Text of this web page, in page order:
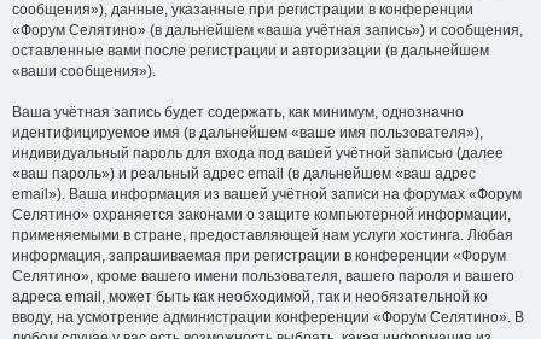
сообщения»), данные, указанные при регистрации в конференции
«Форум Селятино» (в дальнейшем «ваша учётная запись») и сообщения,
оставленные вами после регистрации и авторизации (в дальнейшем
«ваши сообщения»).
Ваша учётная запись будет содержать, как минимум, однозначно
идентифицируемое имя (в дальнейшем «ваше имя пользователя»),
индивидуальный пароль для входа под вашей учётной записью (далее
«ваш пароль») и реальный адрес email (в дальнейшем «ваш адрес
email»). Ваша информация из вашей учётной записи на форумах «Форум
Селятино» охраняется законами о защите компьютерной информации,
применяемыми в стране, предоставляющей нам услуги хостинга. Любая
информация, запрашиваемая при регистрации в конференции «Форум
Селятино», кроме вашего имени пользователя, вашего пароля и вашего
адреса email, может быть как необходимой, так и необязательной ко
вводу, на усмотрение администрации конференции «Форум Селятино». В